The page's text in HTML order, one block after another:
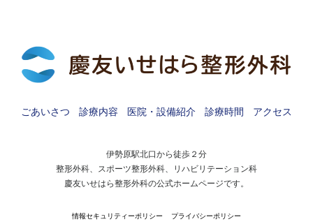
ごあいさつ 診療内容 医院・設備紹介 診療時間 アクセス
伊勢原駅北口から徒歩２分
整形外科、スポーツ整形外科、リハビリテーション科
慶友いせはら整形外科の公式ホームページです。
情報セキュリティーポリシー プライバシーポリシー